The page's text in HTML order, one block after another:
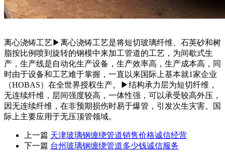
离心浇铸工艺▶离心浇铸工艺是将短切玻璃纤维、石英砂和树
脂按比例喷到旋转的钢模中来加工管道的工艺，为间歇式生
产，生产线是自动化生产设备，生产效率高，生产成本高，同
时由于设备和工艺难于掌握，一直以来国际上基本就1家企业
（HOBAS）在全世界授权生产。▶结构承力层为短切纤维，
无连续纤维，层间强度较高，一体性强，可以承受较高外压，
因无连续纤维，在非预期损伤时易于爆管，引发次生灾害。国
际上主要应用于无压顶管领域。
上一篇 天津玻璃钢缠绕管道销售价格诚信经营
下一篇 台州玻璃钢缠绕管道多少钱诚信服务